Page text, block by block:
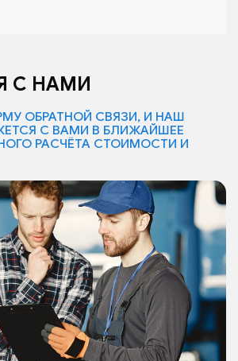
С НАМИ
ОБРАТНОЙ СВЯЗИ, И НАШ
С ВАМИ В БЛИЖАЙШЕЕ
РАСЧЁТА СТОИМОСТИ И